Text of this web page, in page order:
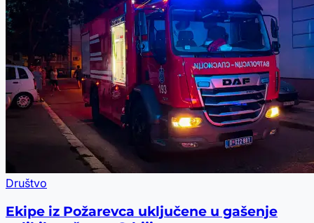
Društvo
Ekipe iz Požarevca uključene u gašenje